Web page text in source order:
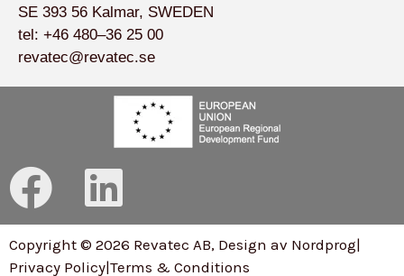
SE 393 56 Kalmar, SWEDEN
tel: +46 480–36 25 00
revatec@revatec.se
F
a
L
i
Copyright © 2026 Revatec AB, Design av Nordprog|
Privacy Policy|Terms & Conditions